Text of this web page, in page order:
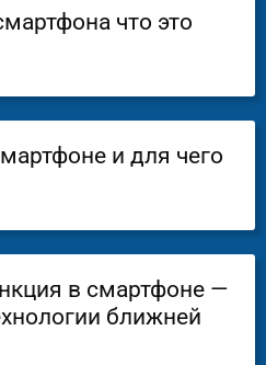
что это
и для чего
в смартфоне —
ближней